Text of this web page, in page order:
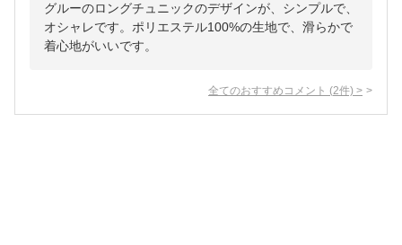
グルーのロングチュニックのデザインが、シンプルで、
オシャレです。ポリエステル100%の生地で、滑らかで
着心地がいいです。
全てのおすすめコメント (2件) >